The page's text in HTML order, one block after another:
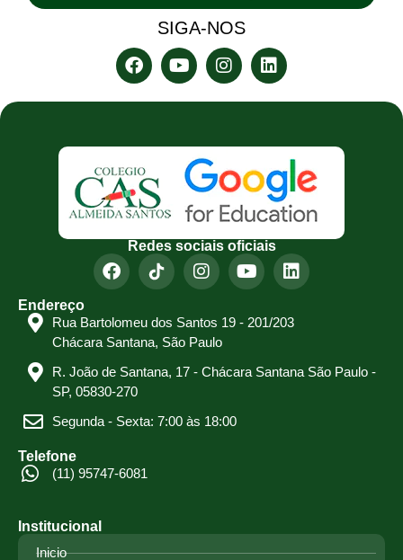
SIGA-NOS
Redes sociais oficiais
Endereço
Rua Bartolomeu dos Santos 19 - 201/203
Chácara Santana, São Paulo
R. João de Santana, 17 - Chácara Santana São Paulo -
SP, 05830-270
Segunda - Sexta: 7:00 às 18:00
Telefone
(11) 95747-6081
Institucional
Inicio